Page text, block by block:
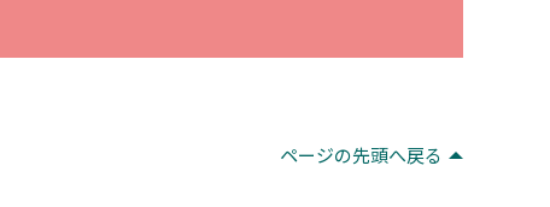
ページの先頭へ戻る